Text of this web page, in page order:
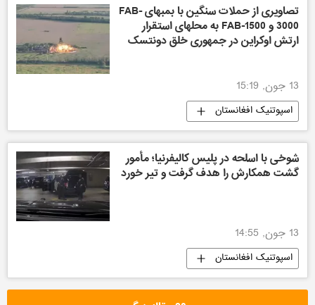
تصاویری از حملات سنگین با بمبهای FAB-
3000 و FAB-1500 به محلهای استقرار
ارتش اوکراین در جمهوری خلق دونتسک
13 جون, 15:19
اسپوتنیک افغانستان
شوخی با اسلحه در پلیس کالیفرنیا؛ مأمور
گشت همکارش را هدف گرفت و تیر خورد
13 جون, 14:55
اسپوتنیک افغانستان